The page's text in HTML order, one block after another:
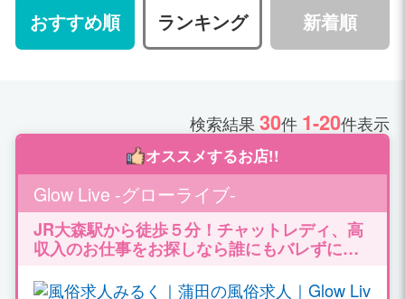
おすすめ順 ランキング 新着順
検索結果30件 1-20件表示
オススメするお店!!
Glow Live -グローライブ-
JR大森駅から徒歩５分！チャットレディ、高
収入のお仕事をお探しなら誰にもバレずには
します。高収入バイトで充実のプライベート♪